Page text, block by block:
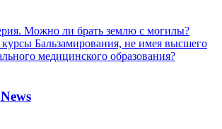
Можно ли брать землю с могилы?
Бальзамирования, не имея высшего
медицинского образования?